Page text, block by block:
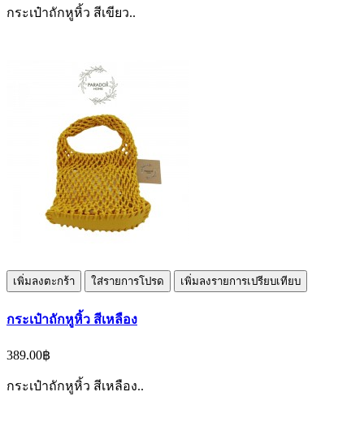
กระเป๋าถักหูหิ้ว สีเขียว..
เพิ่มลงตะกร้า ใส่รายการโปรด เพิ่มลงรายการเปรียบเทียบ
กระเป๋าถักหูหิ้ว สีเหลือง
389.00฿
กระเป๋าถักหูหิ้ว สีเหลือง..